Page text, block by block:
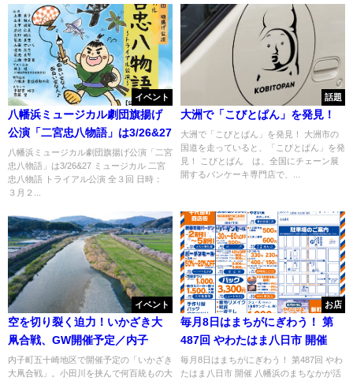
イベント
八幡浜ミュージカル劇団旗揚げ
公演「二宮忠八物語」は3/26&27
八幡浜ミュージカル劇団旗揚げ公演「二宮
忠八物語」は3/26&27 ミュージカル 二宮
忠八物語 トライアル公演 全３回 日時：
３月２...
話題
大洲で「こびとぱん」を発見！
大洲で「こびとぱん」を発見！ 大洲市の
国道を走っていると、「こびとぱん」を発
見！ こびとぱん は、全国にチェーン展
開するパンケーキ専門店で、...
イベント
空を切り裂く迫力！いかざき大
凧合戦、GW開催予定／内子
内子町五十崎地区で開催予定の「いかざき
大凧合戦」。小田川を挟んで何百統もの大
お店
毎月8日はまちがにぎわう！ 第
487回 やわたはま八日市 開催
毎月8日はまちがにぎわう！ 第487回 やわ
たはま八日市 開催 八幡浜のまちなかが活